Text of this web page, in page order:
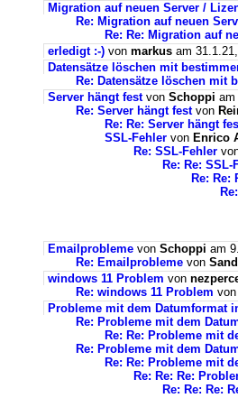
Migration auf neuen Server /
Re: Migration auf neuen
Re: Re: Migration auf
erledigt :-) von markus am
Datensätze löschen mit
Re: Datensätze löschen mit
Server hängt festvon Schoppi am
Re: Server hängt festvon
Re: Re: Server hängt
SSL-Fehler von Enrico
Re: SSL-Fehler
Re: Re: SSL-
Re: Re:
Emailprobleme von Schoppi am
Re: Emailprobleme von
windows 11 Problem von
Re: windows 11 Problem von
Probleme mit dem Datumformat
Re: Probleme mit dem
Re: Re: Probleme mit
Re: Probleme mit dem
Re: Re: Probleme mit
Re: Re: Re:
Re: Re: Re: